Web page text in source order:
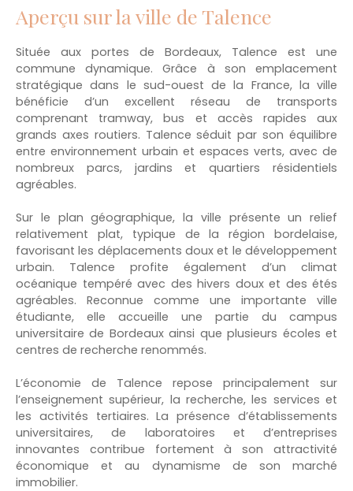
petit auvent permet d’abriter les vélos ou un
barbecue, un cellier extérieur offre un espace de
rangement pratique. En bonus, une très belle et
saine cave d’une dizaine de mètres carrés saura
accueillir quelques bonnes bouteilles ou pourra
servir de stockage complémentaire. Chaudière à
condensation, menuiseries double vitrage
performantes, combles isolés. DPE D. Une
surélévation sur l’arrière de la maison est permise
par le PLU. Le bien est situé à moins de 5 minutes à
pied des transports en commun, des commerces
et d'une école maternelle. Plusieurs crèches,
écoles élémentaires, restaurants et parcs sont
accessibles en 15 minutes de marche. Possibilité
de se garer dans la rue très facilement et
gratuitement pour les résidents. Cette maison est
proposée à l'achat pour 310. 000€ Frais d’Agence
Inclus. Honoraires à la charge du vendeur. Vous
souhaitez visiter au plus vite ce bien de caractère
? Prenez contact avec nous.
Aperçu sur la ville de Talence
Située aux portes de Bordeaux, Talence est une
commune dynamique. Grâce à son emplacement
stratégique dans le sud-ouest de la France, la ville
bénéficie d’un excellent réseau de transports
comprenant tramway, bus et accès rapides aux
grands axes routiers. Talence séduit par son équilibre
entre environnement urbain et espaces verts, avec de
nombreux parcs, jardins et quartiers résidentiels
agréables.
Sur le plan géographique, la ville présente un relief
relativement plat, typique de la région bordelaise,
favorisant les déplacements doux et le développement
urbain. Talence profite également d’un climat
océanique tempéré avec des hivers doux et des étés
agréables. Reconnue comme une importante ville
étudiante, elle accueille une partie du campus
universitaire de Bordeaux ainsi que plusieurs écoles et
centres de recherche renommés.
L’économie de Talence repose principalement sur
l’enseignement supérieur, la recherche, les services et
les activités tertiaires. La présence d’établissements
universitaires, de laboratoires et d’entreprises
innovantes contribue fortement à son attractivité
économique et au dynamisme de son marché
immobilier.